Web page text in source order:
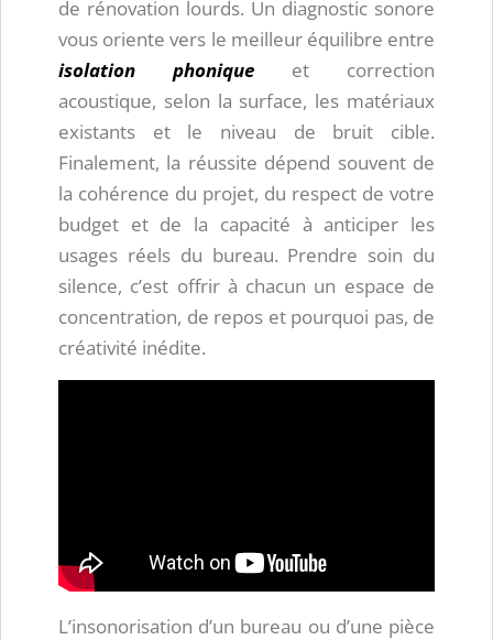
de rénovation lourds. Un diagnostic sonore
vous oriente vers le meilleur équilibre entre
isolation phonique et correction
acoustique, selon la surface, les matériaux
existants et le niveau de bruit cible.
Finalement, la réussite dépend souvent de
la cohérence du projet, du respect de votre
budget et de la capacité à anticiper les
usages réels du bureau. Prendre soin du
silence, c’est offrir à chacun un espace de
concentration, de repos et pourquoi pas, de
créativité inédite.
L’insonorisation d’un bureau ou d’une pièce